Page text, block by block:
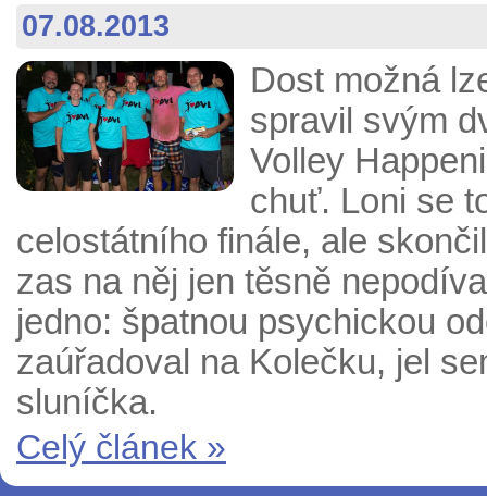
07.08.2013
Dost možná
spravil svým
Volley
chuť. Loni se
celostátního finále, ale
zas na něj jen těsně
jedno: špatnou psychickou
zaúřadoval na Kolečku, jel
sluníčka.
Celý článek »